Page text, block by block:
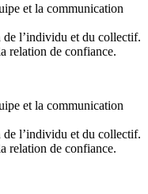
et la communication
de l’individu et du collectif.
relation de confiance.
et la communication
de l’individu et du collectif.
relation de confiance.